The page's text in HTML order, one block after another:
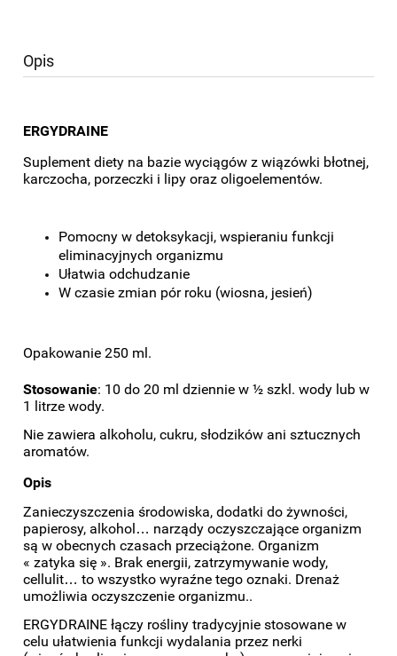
Opis
ERGYDRAINE
Suplement diety na bazie wyciągów z wiązówki błotnej,
karczocha, porzeczki i lipy oraz oligoelementów.
Pomocny w detoksykacji, wspieraniu funkcji
eliminacyjnych organizmu
Ułatwia odchudzanie
W czasie zmian pór roku (wiosna, jesień)
Opakowanie 250 ml.
Stosowanie: 10 do 20 ml dziennie w ½ szkl. wody lub w
1 litrze wody.
Nie zawiera alkoholu, cukru, słodzików ani sztucznych
aromatów.
Opis
Zanieczyszczenia środowiska, dodatki do żywności,
papierosy, alkohol… narządy oczyszczające organizm
są w obecnych czasach przeciążone. Organizm
« zatyka się ». Brak energii, zatrzymywanie wody,
cellulit… to wszystko wyraźne tego oznaki. Drenaż
umożliwia oczyszczenie organizmu..
ERGYDRAINE łączy rośliny tradycyjnie stosowane w
celu ułatwienia funkcji wydalania przez nerki